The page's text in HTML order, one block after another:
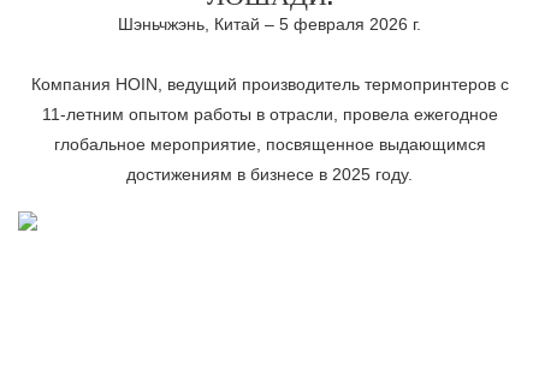
Шэньчжэнь, Китай – 5 февраля 2026 г.
Компания HOIN, ведущий производитель термопринтеров с
11-летним опытом работы в отрасли, провела ежегодное
глобальное мероприятие, посвященное выдающимся
достижениям в бизнесе в 2025 году.